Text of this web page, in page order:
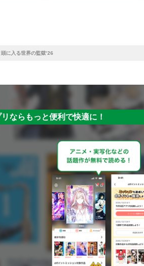
に入る世界の監獄’26
ならもっと便利で快適に！